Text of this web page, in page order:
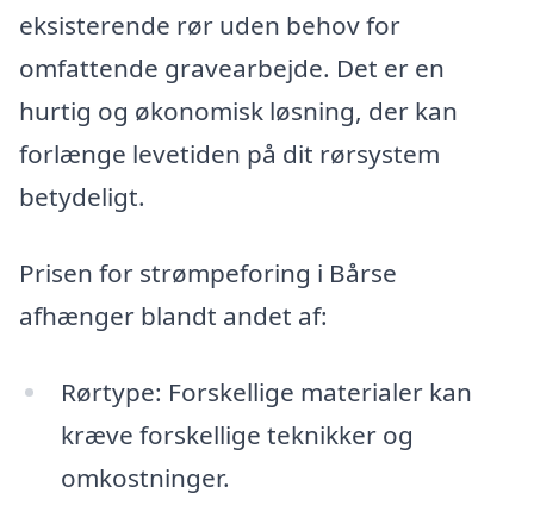
eksisterende rør uden behov for
omfattende gravearbejde. Det er en
hurtig og økonomisk løsning, der kan
forlænge levetiden på dit rørsystem
betydeligt.
Prisen for strømpeforing i Bårse
afhænger blandt andet af:
Rørtype: Forskellige materialer kan
kræve forskellige teknikker og
omkostninger.